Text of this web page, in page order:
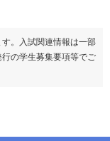
。入試関連情報は一部
の学生募集要項等でご